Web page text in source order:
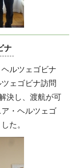
ナ
ルツェゴビナ
ェゴビナ訪問
決し、渡航が可
・ヘルツェゴ
た。